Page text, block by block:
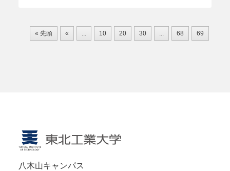
« 先頭 « 10 20 30 68 69
八木山キャンパス